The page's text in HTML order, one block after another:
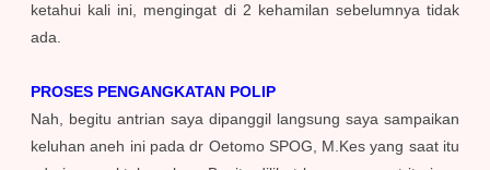
ketahui kali ini, mengingat di 2 kehamilan sebelumnya tidak
ada.
PROSES PENGANGKATAN POLIP
Nah, begitu antrian saya dipanggil langsung saya sampaikan
keluhan aneh ini pada dr Oetomo SPOG, M.Kes yang saat itu